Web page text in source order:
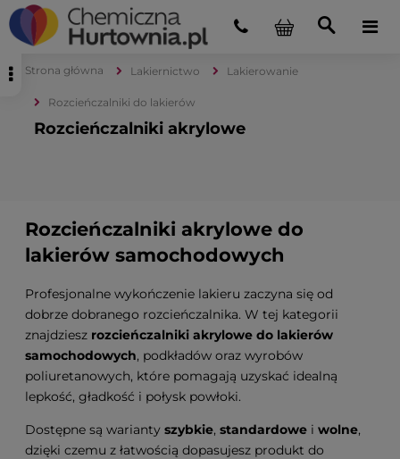
Strona główna Lakiernictwo Lakierowanie
Rozcieńczalniki do lakierów
Rozcieńczalniki akrylowe
Rozcieńczalniki akrylowe do
lakierów samochodowych
Profesjonalne wykończenie lakieru zaczyna się od
dobrze dobranego rozcieńczalnika. W tej kategorii
znajdziesz rozcieńczalniki akrylowe do lakierów
samochodowych, podkładów oraz wyrobów
poliuretanowych, które pomagają uzyskać idealną
lepkość, gładkość i połysk powłoki.
Dostępne są warianty szybkie, standardowe i wolne,
dzięki czemu z łatwością dopasujesz produkt do